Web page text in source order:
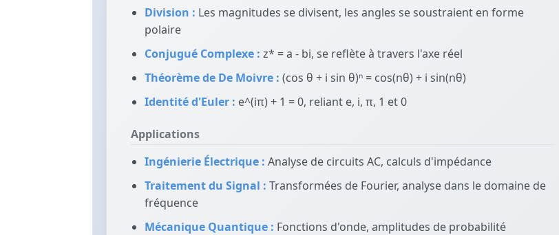
Division : Les magnitudes se divisent, les angles se soustraient en forme
polaire
Conjugué Complexe : z* = a - bi, se reflète à travers l'axe réel
Théorème de De Moivre : (cos θ + i sin θ)ⁿ = cos(nθ) + i sin(nθ)
Identité d'Euler : e^(iπ) + 1 = 0, reliant e, i, π, 1 et 0
Applications
Ingénierie Électrique : Analyse de circuits AC, calculs d'impédance
Traitement du Signal : Transformées de Fourier, analyse dans le domaine de
fréquence
Mécanique Quantique : Fonctions d'onde, amplitudes de probabilité